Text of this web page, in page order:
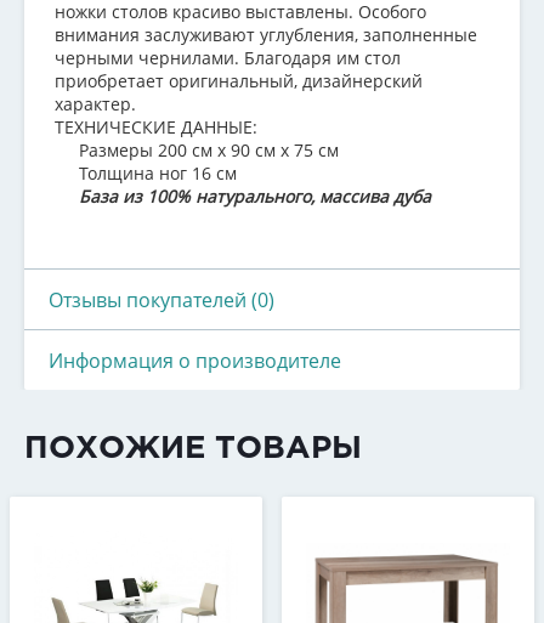
ножки столов красиво выставлены. Особого
внимания заслуживают углубления, заполненные
черными чернилами. Благодаря им стол
приобретает оригинальный, дизайнерский
характер.
ТЕХНИЧЕСКИЕ ДАННЫЕ:
Размеры 200 см х 90 см х 75 см
Толщина ног 16 см
База из 100% натурального, массива дуба
Отзывы покупателей (0)
Информация о производителе
ПОХОЖИЕ ТОВАРЫ